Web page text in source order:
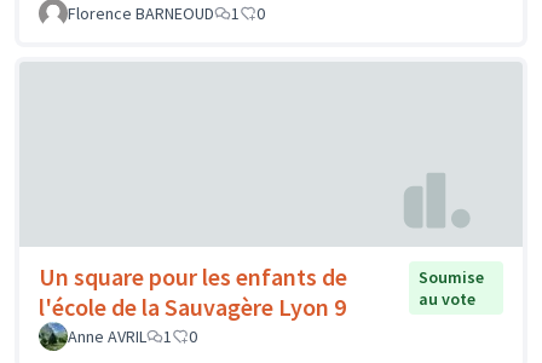
Florence BARNEOUD
1 0
Un square pour les enfants de
l'école de la Sauvagère Lyon 9
Soumise
au vote
Anne AVRIL
1 0